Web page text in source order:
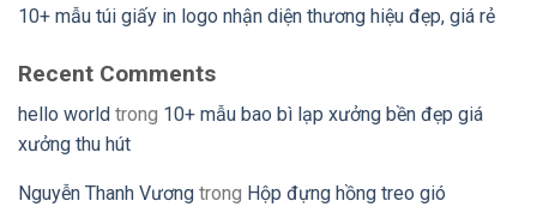
10+ mẫu túi giấy in logo nhận diện thương hiệu đẹp, giá rẻ
Recent Comments
hello world trong 10+ mẫu bao bì lạp xưởng bền đẹp giá
xưởng thu hút
Nguyễn Thanh Vương trong Hộp đựng hồng treo gió